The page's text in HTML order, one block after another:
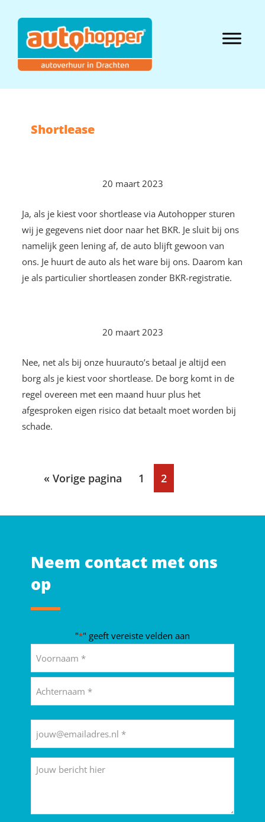
de
hoofd
inhoud
Autohopper
Hofstee
Shortlease
20 maart 2023
Ja, als je kiest voor shortlease via Autohopper sturen
wij je gegevens niet door naar het BKR. Je sluit bij ons
namelijk geen lening af, de auto blijft gewoon van
ons. Je huurt de auto als het ware bij ons. Daarom kan
je als particulier shortleasen zonder BKR-registratie.
20 maart 2023
Nee, net als bij onze huurauto’s betaal je altijd een
borg als je kiest voor shortlease. De borg komt in de
regel overeen met een maand huur plus het
afgesproken eigen risico dat betaalt moet worden bij
schade.
«Ga
Vorige pagina Pagina
1 Pagina
2
Neem contact met ons
op
"*" geeft vereiste velden aan
*